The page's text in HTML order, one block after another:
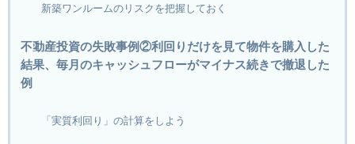
新築ワンルームのリスクを把握しておく
不動産投資の失敗事例②利回りだけを見て物件を購入した
結果、毎月のキャッシュフローがマイナス続きで撤退した
例
「実質利回り」の計算をしよう